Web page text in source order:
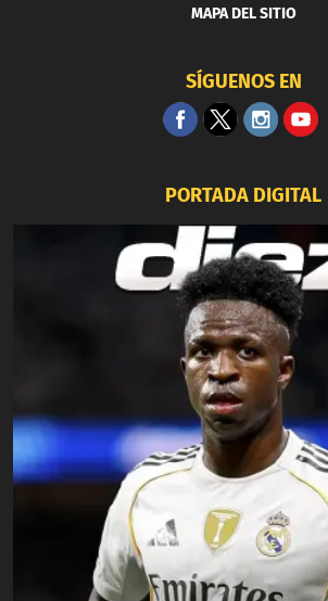
MAPA DEL SITIO
SÍGUENOS EN
PORTADA DIGITAL